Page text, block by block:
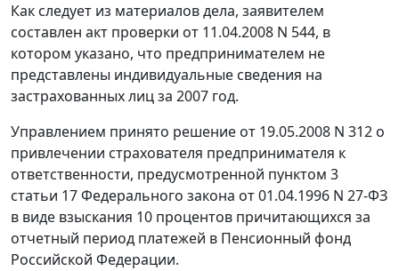
Как следует из материалов дела, заявителем
составлен акт проверки от 11.04.2008 N 544, в
котором указано, что предпринимателем не
представлены индивидуальные сведения на
застрахованных лиц за 2007 год.
Управлением принято решение от 19.05.2008 N 312 о
привлечении страхователя предпринимателя к
ответственности, предусмотренной пунктом 3
статьи 17Федерального закона от 01.04.1996 N 27-ФЗ
в виде взыскания 10 процентов причитающихся за
отчетный период платежей в Пенсионный фонд
Российской Федерации.